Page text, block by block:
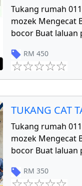
Tukang rumah
mozek Mengecat
bocor Buat laluan
RM 450
TUKANG CAT
Tukang rumah
mozek Mengecat
bocor Buat laluan
RM 350